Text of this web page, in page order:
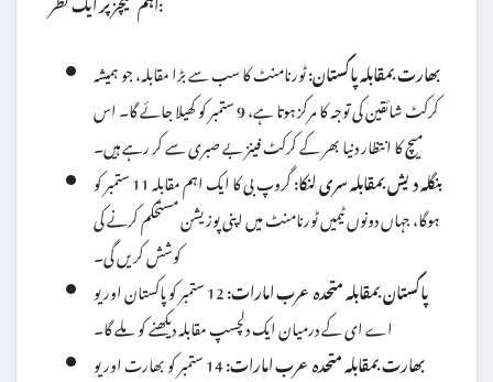
بھارت بمقابلہ پاکستان:ٹورنامنٹ کا سب سے بڑا مقابلہ، جو ہمیشہ
کرکٹ شائقین کی توجہ کا مرکز ہوتا ہے، 9 ستمبر کو کھیلا جائے گا۔ اس
میچ کا انتظار دنیا بھر کے کرکٹ فینز بے صبری سے کر رہے ہیں۔
بنگلہ دیش بمقابلہ سری لنکا:
گروپ بی کا ایک اہم مقابلہ 11 ستمبر کو
ہوگا، جہاں دونوں ٹیمیں ٹورنامنٹ میں اپنی پوزیشن مستحکم کرنے کی
کوشش کریں گی۔
پاکستان بمقابلہ متحدہ عرب امارات:
12 ستمبر کو پاکستان اور یو
اے ای کے درمیان ایک دلچسپ مقابلہ دیکھنے کو ملے گا۔
بھارت بمقابلہ متحدہ عرب امارات:
14 ستمبر کو بھارت اور یو